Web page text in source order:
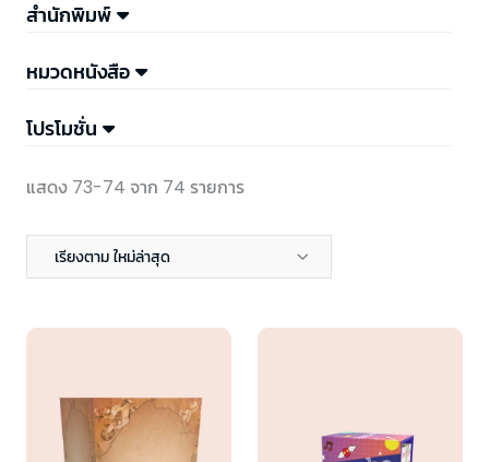
สำนักพิมพ์
หมวดหนังสือ
โปรโมชั่น
แสดง 73-74 จาก 74 รายการ
เรียงตาม ใหม่ล่าสุด